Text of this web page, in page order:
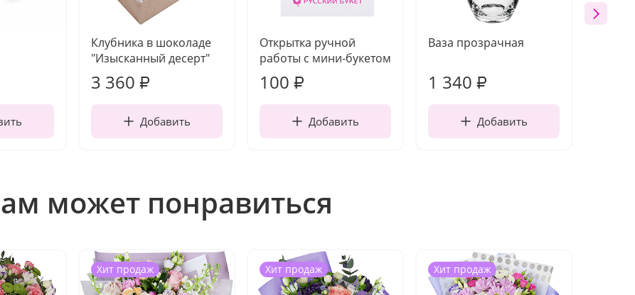
Клубника в шоколаде
"Изысканный десерт"
3 360 ₽
Добавить
Открытка ручной
работы с мини-букетом
100 ₽
Добавить
Ваза прозрачная
1 340 ₽
Добавить
может понравиться
Хит продаж Хит продаж Хит продаж